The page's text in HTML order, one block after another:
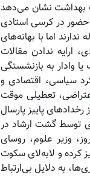
بهداشت نشان می‌دهد
حضور در کرسی استادی
شده‌اند؛ این استادان هنوز به سن بازنشستگی نرسیده یا سابقه تدریس 30 ساله ندارند اما با بهانه‌های
ارایه ندادن مقالات
وادار به بازنشستگی
سیاسی، اقتصادی و
تعطیلی موقت
پاییز پارسال
از دستگیری توسط گشت ارشاد در
وزیر علوم، روسای
کرده و لابه‌لای سکوت
به دلایل بی‌ارتباط